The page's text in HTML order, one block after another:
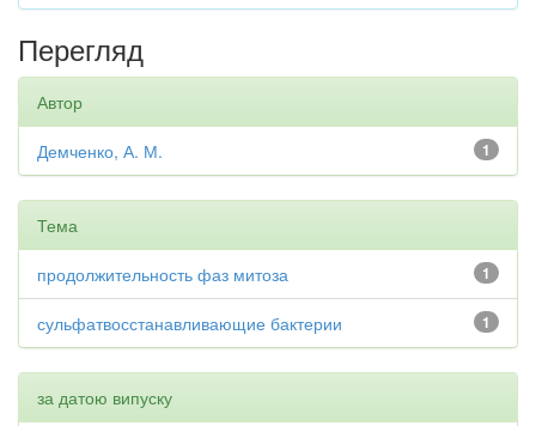
Перегляд
Автор
1
Демченко, А. М.
Тема
1
продолжительность фаз митоза
1
сульфатвосстанавливающие бактерии
за датою випуску